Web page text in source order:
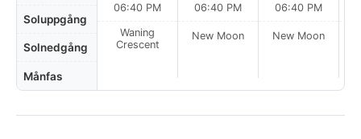
Soluppgång
Solnedgång
Månfas
06:40 PM
Waning
Crescent
06:40 PM
New Moon
06:40 PM
New Moon